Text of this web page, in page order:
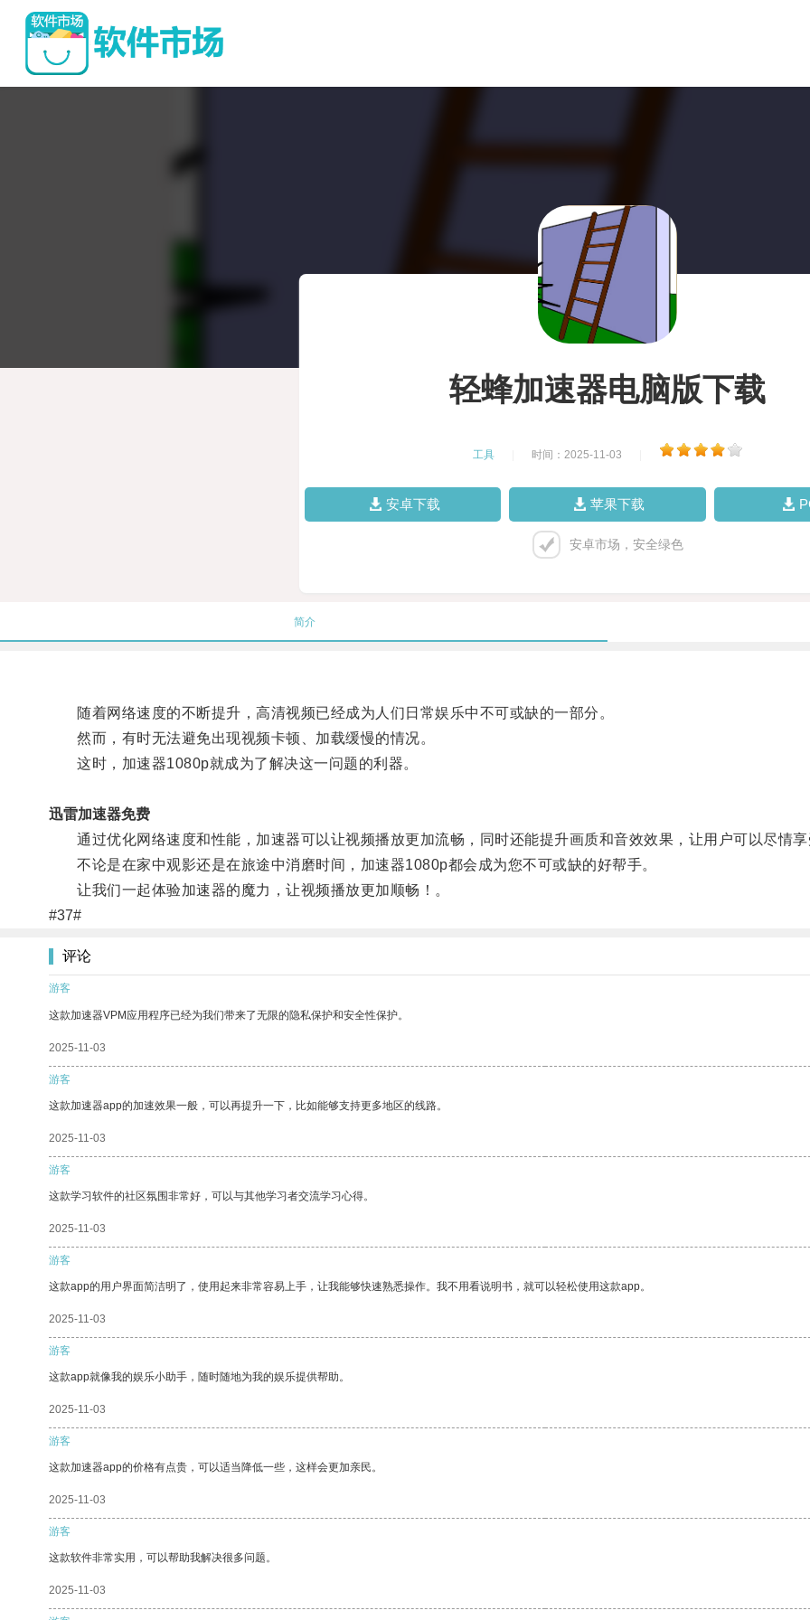
轻蜂加速器电脑版下载
工具 时间：2025-11-03
安卓下载 苹果下载
安卓市场，安全绿色
简介
随着网络速度的不断提升，高清视频已经成为人们日常娱乐中不可或缺的一部分。
然而，有时无法避免出现视频卡顿、加载缓慢的情况。
这时，加速器1080p就成为了解决这一问题的利器。
迅雷加速器免费
通过优化网络速度和性能，加速器可以让视频播放更加流畅，同时还能提升画质和音效效果，让用户可以尽情享
不论是在家中观影还是在旅途中消磨时间，加速器1080p都会成为您不可或缺的好帮手。
让我们一起体验加速器的魔力，让视频播放更加顺畅！。
#37#
评论
游客
这款加速器VPM应用程序已经为我们带来了无限的隐私保护和安全性保护。
2025-11-03
游客
这款加速器app的加速效果一般，可以再提升一下，比如能够支持更多地区的线路。
2025-11-03
游客
这款学习软件的社区氛围非常好，可以与其他学习者交流学习心得。
2025-11-03
游客
这款app的用户界面简洁明了，使用起来非常容易上手，让我能够快速熟悉操作。我不用看说明书，就可以轻松使用这款app。
2025-11-03
游客
这款app就像我的娱乐小助手，随时随地为我的娱乐提供帮助。
2025-11-03
游客
这款加速器app的价格有点贵，可以适当降低一些，这样会更加亲民。
2025-11-03
游客
这款软件非常实用，可以帮助我解决很多问题。
2025-11-03